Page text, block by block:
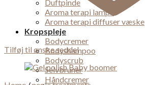
Duftpinde
Aroma terapi lampe
Aroma terapi diffuser væske
Kropspleje
Bodycremer
Bodyshampoo
Bodyscrub
Selvbruner
Håndcremer
Tilføj til ønske seddel